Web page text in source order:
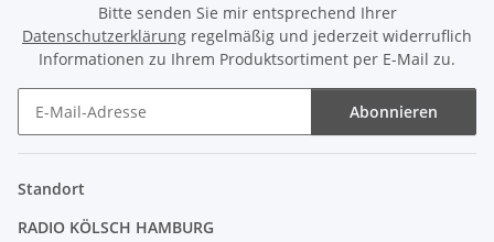
Bitte senden Sie mir entsprechend Ihrer
Datenschutzerklärung regelmäßig und jederzeit widerruflich
Informationen zu Ihrem Produktsortiment per E-Mail zu.
Abonnieren
Standort
RADIO KÖLSCH HAMBURG